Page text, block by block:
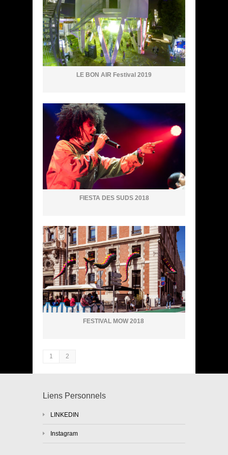
LE BON AIR Festival 2019
FIESTA DES SUDS 2018
FESTIVAL MOW 2018
1 2
Liens Personnels
LINKEDIN
Instagram